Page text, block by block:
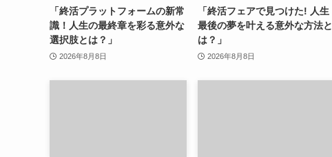
「終活プラットフォームの新常
識！人生の最終章を彩る意外な
選択肢とは？」
2026年8月8日
「終活フェアで見つけた! 人生
最後の夢を叶える意外な方法と
は？」
2026年8月8日